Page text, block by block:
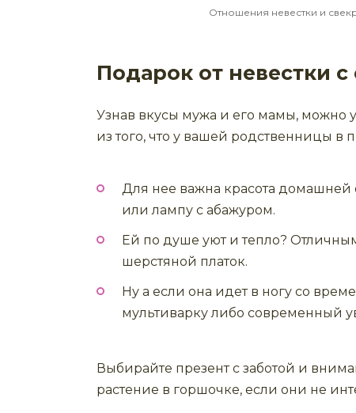
Отношения невестки и
Подарок от невестки
Узнав вкусы мужа и его мамы, можно
из того, что у вашей родственницы в
Для нее важна красота домашней
или лампу с абажуром.
Ей по душе уют и тепло?
шерстяной платок.
Ну а если она идет в ногу со
мультиварку либо современный
Выбирайте презент с заботой и
растение в горшочке, если они не